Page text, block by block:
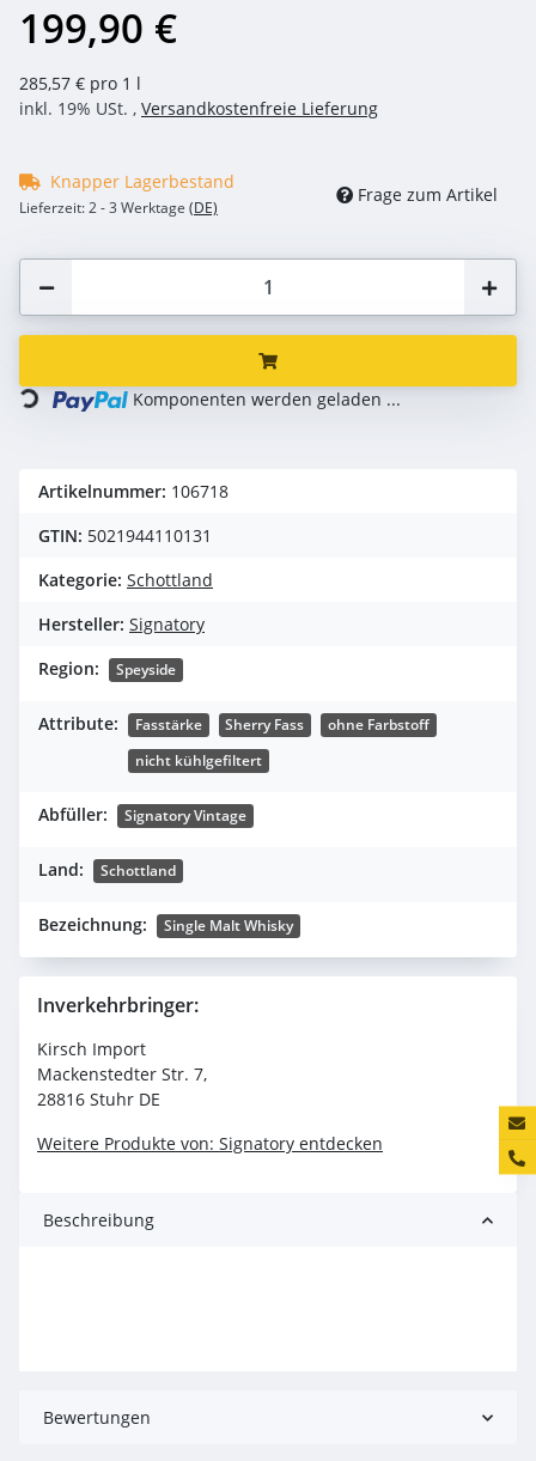
199,90 €
285,57 € pro 1 l
inkl. 19% USt. , Versandkostenfreie Lieferung
Knapper Lagerbestand
Lieferzeit:2 - 3 Werktage (DE)
Frage zum Artikel
Loading... Komponenten werden geladen ...
Artikelnummer: 106718
GTIN: 5021944110131
Kategorie: Schottland
Hersteller: Signatory
Region:
Speyside
Attribute: Fasstärke Sherry Fass
ohne Farbstoff
nicht kühlgefiltert
Abfüller: Signatory Vintage
Land: Schottland
Bezeichnung: Single Malt Whisky
Inverkehrbringer:
Kirsch Import
Mackenstedter Str. 7,
28816 Stuhr DE
Weitere Produkte von: Signatory entdecken
Beschreibung
Bewertungen